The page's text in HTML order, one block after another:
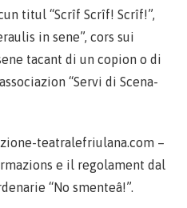
titul “Scrîf Scrîf! Scrîf!”,
in sene”, cors sui
tacant di un copion o di
“Servi di Scena-
teatralefriulana.com –
e il regolament dal
“No smenteâ!”.